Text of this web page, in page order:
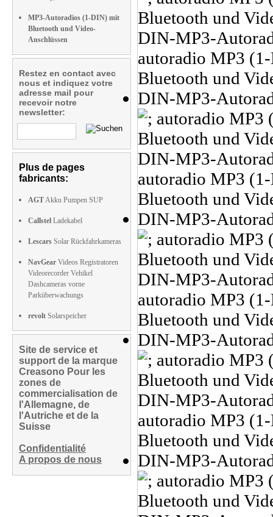
MP3-Autoradios (1-DIN) mit
Bluetooth und Video-
Anschlüssen
Restez en contact avec
nous et indiquez votre
adresse mail pour
recevoir notre
newsletter:
Plus de pages
fabricants:
AGTAkku Pumpen SUP
Callstel Ladekabel
Lescars Solar Rückfahrkameras
NavGear Videos Registratoren
Videorecorder Vehikel
Dashcameras vorne
Parküberwachungs
revolt Solarspeicher
Site de service et
support de la marque
Creasono Pour les
zones de
commercialisation de
l'Allemagne, de
l'Autriche et de la
Suisse
Confidentialité
A propos de nous